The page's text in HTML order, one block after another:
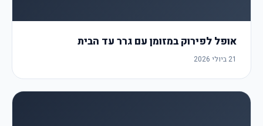
אופל לפירוק במזומן עם גרר עד הבית
21 ביולי 2026